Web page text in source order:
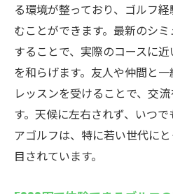
る環境が整っており、ゴルフ
むことができます。最新のシ
することで、実際のコースに
を和らげます。友人や仲間と
レッスンを受けることで、交
す。天候に左右されず、いつ
アゴルフは、特に若い世代に
目されています。